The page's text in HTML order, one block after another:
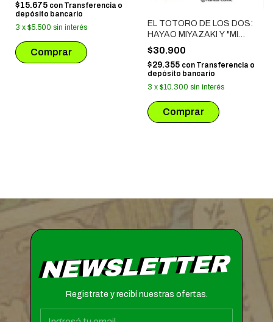
$15.675 con Transferencia o
depósito bancario
3 x $5.500 sin interés
EL TOTORO DE LOS DOS:
HAYAO MIYAZAKI Y "MI
VECINO TOTORO"
$30.900
$29.355 con Transferencia o
depósito bancario
3 x $10.300 sin interés
NEWSLETTER
Registrate y recibí nuestras ofertas.